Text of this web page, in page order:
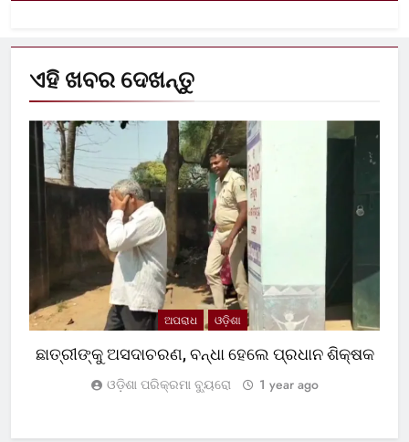
ଏହି ଖବର ଦେଖନ୍ତୁ
ଅପରାଧ ଓଡ଼ିଶା
ଛାତ୍ରୀଙ୍କୁ ଅସଦାଚରଣ, ବନ୍ଧା ହେଲେ ପ୍ରଧାନ ଶିକ୍ଷକ
ଓଡ଼ିଶା ପରିକ୍ରମା ବ୍ୟୁରୋ 1 year ago